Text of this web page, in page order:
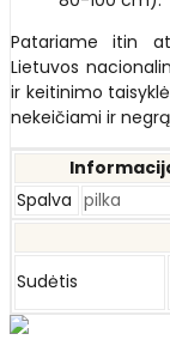
Patariame itin
Lietuvos
ir keitinimo
nekeičiami ir
Spalva pilka
Sudėtis